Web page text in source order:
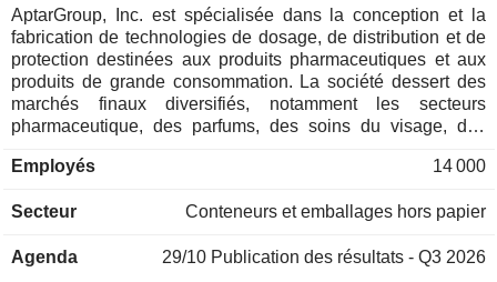
AptarGroup, Inc. est spécialisée dans la conception et la
fabrication de technologies de dosage, de distribution et de
protection destinées aux produits pharmaceutiques et aux
produits de grande consommation. La société dessert des
marchés finaux diversifiés, notamment les secteurs
pharmaceutique, des parfums, des soins du visage, des
des soins personnels et des produits d'entretien ménager.
d'emballage primaire en élastomère. Elle opère à travers
segment Closures. Le segment Pharma fournit des pompes
Employés 14 000
Secteur Conteneurs et emballages hors papier
Agenda 29/10 Publication des résultats - Q3 2026